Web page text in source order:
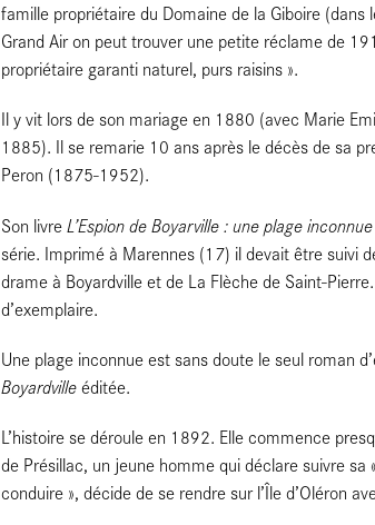
famille propriétaire du Domaine de la Giboire (dans
Grand Air on peut trouver une petite réclame de
propriétaire garanti naturel, purs raisins ».
Il y vit lors de son mariage en 1880 (avec Marie
1885). Il se remarie 10 ans après le décès de sa
Peron (1875-1952).
Son livreL’Espion de Boyarville : une plage inconnue
série. Imprimé à Marennes (17) il devait être suivi
drame à Boyardville et de La Flèche de Saint-
d’exemplaire.
Une plage inconnue est sans doute le seul roman
Boyardvilleéditée.
L’histoire se déroule en 1892. Elle commence
de Présillac, un jeune homme qui déclare suivre
conduire », décide de se rendre sur l’Île d’Oléron